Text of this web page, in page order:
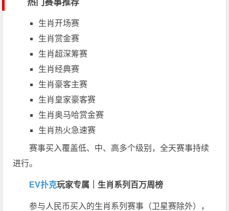
热门赛事推荐
生肖开场赛
生肖赏金赛
生肖超深筹赛
生肖经典赛
生肖豪客主赛
生肖皇家豪客赛
生肖奥马哈赏金赛
生肖热火急速赛
赛事买入覆盖低、中、高多个级别，全天赛事持续
进行。
EV扑克玩家专属｜生肖系列百万周榜
参与人民币买入的生肖系列赛事（卫星赛除外），